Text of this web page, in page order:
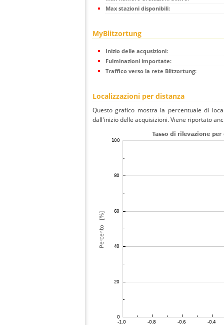
Max stazioni disponibili:
MyBlitzortung
Inizio delle acqusizioni:
Fulminazioni importate:
Traffico verso la rete Blitzortung:
Localizzazioni per distanza
Questo grafico mostra la percentuale di
dall'inizio delle acquisizioni. Viene riportato